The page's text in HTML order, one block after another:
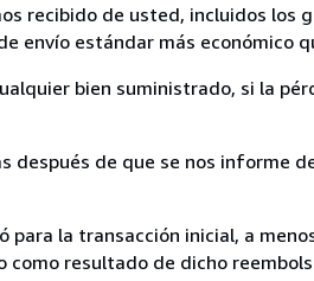
recibido de usted, incluidos los
envío estándar más económico
bien suministrado, si la
después de que se nos informe
la transacción inicial, a
como resultado de dicho